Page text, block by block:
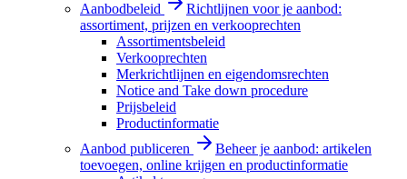
Aanbodbeleid
Richtlijnen voor je aanbod:
assortiment, prijzen en verkooprechten
Assortimentsbeleid
Verkooprechten
Merkrichtlijnen en eigendomsrechten
Notice and Take down procedure
Prijsbeleid
Productinformatie
Aanbod publiceren
Beheer je aanbod: artikelen
toevoegen, online krijgen en productinformatie